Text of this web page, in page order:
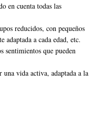
en cuenta todas las
reducidos, con pequeños
adaptada a cada edad, etc.
sentimientos que pueden
vida activa, adaptada a la